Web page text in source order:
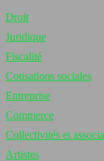
Droit
Juridique
Fiscalité
Cotisations sociales
Entreprise
Commerce
Collectivités et
Artistes